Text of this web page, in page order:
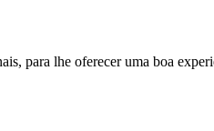
para lhe oferecer uma boa